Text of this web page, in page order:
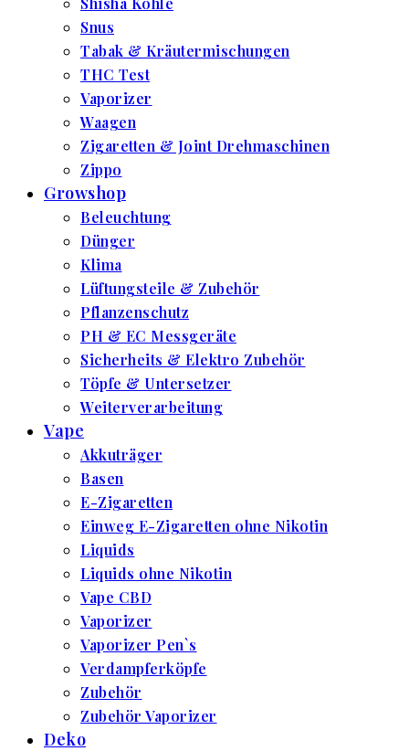
Snus
Tabak & Kräutermischungen
THC Test
Vaporizer
Waagen
Zigaretten & Joint Drehmaschinen
Zippo
Growshop
Beleuchtung
Dünger
Klima
Lüftungsteile & Zubehör
Pflanzenschutz
PH & EC Messgeräte
Sicherheits & Elektro Zubehör
Töpfe & Untersetzer
Weiterverarbeitung
Vape
Akkuträger
Basen
E-Zigaretten
Einweg E-Zigaretten ohne Nikotin
Liquids
Liquids ohne Nikotin
Vape CBD
Vaporizer
Vaporizer Pen`s
Verdampferköpfe
Zubehör
Zubehör Vaporizer
Deko